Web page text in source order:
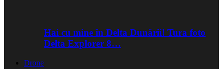
Hai cu mine în Delta Dunării! Tura foto
Delta Explorer 8…
Drone